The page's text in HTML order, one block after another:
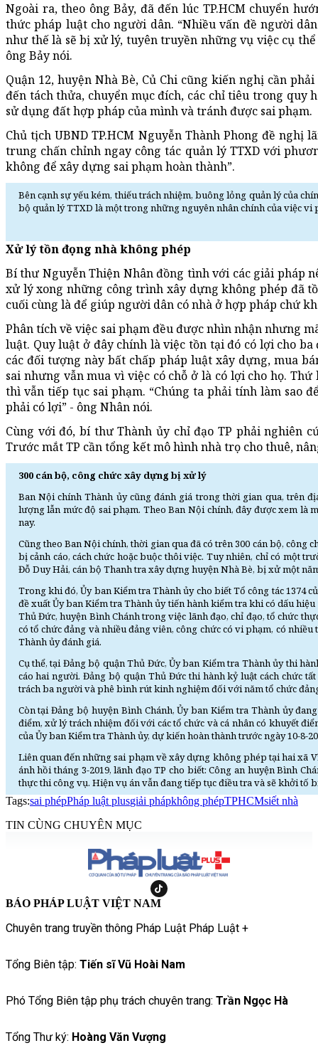
Ngoài ra, theo ông Bảy, đã đến lúc TP.HCM chuyển
thức pháp luật cho người dân. “Nhiều vấn đề người
như thế là sẽ bị xử lý, tuyên truyền những vụ việc cụ
ông Bảy nói.
Quận 12, huyện Nhà Bè, Củ Chi cũng kiến nghị cần
đến tách thửa, chuyển mục đích, các chỉ tiêu trong quy
sử dụng đất hợp pháp của mình và tránh được sai phạm.
Chủ tịch UBND TP.HCM Nguyễn Thành Phong đề nghị
trung chấn chỉnh ngay công tác quản lý TTXD với
không để xây dựng sai phạm hoàn thành”.
Bên cạnh sự yếu kém, thiếu trách nhiệm, buông lỏng quản lý của
bộ quản lý TTXD là một trong những nguyên nhân chính của việc vi
Xử lý tồn đọng nhà không phép
Bí thư Nguyễn Thiện Nhân đồng tình với các giải pháp
xử lý xong những công trình xây dựng không phép đã
cuối cùng là để giúp người dân có nhà ở hợp pháp chứ
Phân tích về việc sai phạm đều được nhìn nhận nhưng
luật. Quy luật ở đây chính là việc tồn tại đó có lợi cho
các đối tượng này bất chấp pháp luật xây dựng, mua
sai nhưng vẫn mua vì việc có chỗ ở là có lợi cho họ.
thì vẫn tiếp tục sai phạm. “Chúng ta phải tính làm sao
phải có lợi” - ông Nhân nói.
Cùng với đó, bí thư Thành ủy chỉ đạo TP phải nghiên
Trước mắt TP cần tổng kết mô hình nhà trọ cho thuê,
300 cán bộ, công chức xây dựng bị xử lý
Ban Nội chính Thành ủy cũng đánh giá trong thời gian qua, trên
lượng lẫn mức độ sai phạm. Theo Ban Nội chính, đây được xem
nay.
Cũng theo Ban Nội chính, thời gian qua đã có trên 300 cán bộ,
bị cảnh cáo, cách chức hoặc buộc thôi việc. Tuy nhiên, chỉ có một
Đỗ Duy Hải, cán bộ Thanh tra xây dựng huyện Nhà Bè, bị xử một
Trong khi đó, Ủy ban Kiểm tra Thành ủy cho biết Tổ công tác 1374
đề xuất Ủy ban Kiểm tra Thành ủy tiến hành kiểm tra khi có dấu
Thủ Đức, huyện Bình Chánh trong việc lãnh đạo, chỉ đạo, tổ chức
có tổ chức đảng và nhiều đảng viên, công chức có vi phạm, có
Thành ủy đánh giá.
Cụ thể, tại Đảng bộ quận Thủ Đức, Ủy ban Kiểm tra Thành ủy thi
cáo hai người. Đảng bộ quận Thủ Đức thi hành kỷ luật cách chức
trách ba người và phê bình rút kinh nghiệm đối với năm tổ chức
Còn tại Đảng bộ huyện Bình Chánh, Ủy ban Kiểm tra Thành ủy
điểm, xử lý trách nhiệm đối với các tổ chức và cá nhân có khuyết
của Ủy ban Kiểm tra Thành ủy, dự kiến hoàn thành trước ngày 10-8-
Liên quan đến những sai phạm về xây dựng không phép tại hai xã
ánh hồi tháng 3-2019, lãnh đạo TP cho biết: Công an huyện Bình
thực thi công vụ. Hiện vụ án vẫn đang tiếp tục điều tra và sẽ khởi tố
Tags:sai phépPháp luật plusgiải phápkhông phépTPHCMsiết nhà
TIN CÙNG CHUYÊN MỤC
BÁO PHÁP LUẬT VIỆT NAM
Chuyên trang truyền thông Pháp Luật Pháp Luật +
Tổng Biên tập: Tiến sĩ Vũ Hoài Nam
Phó Tổng Biên tập phụ trách chuyên trang: Trần Ngọc Hà
Tổng Thư ký: Hoàng Văn Vượng